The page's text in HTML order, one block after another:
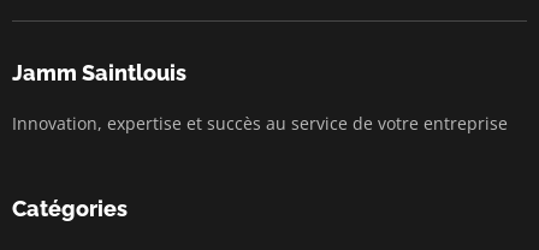
Jamm Saintlouis
Innovation, expertise et succès au service de votre entreprise
Catégories